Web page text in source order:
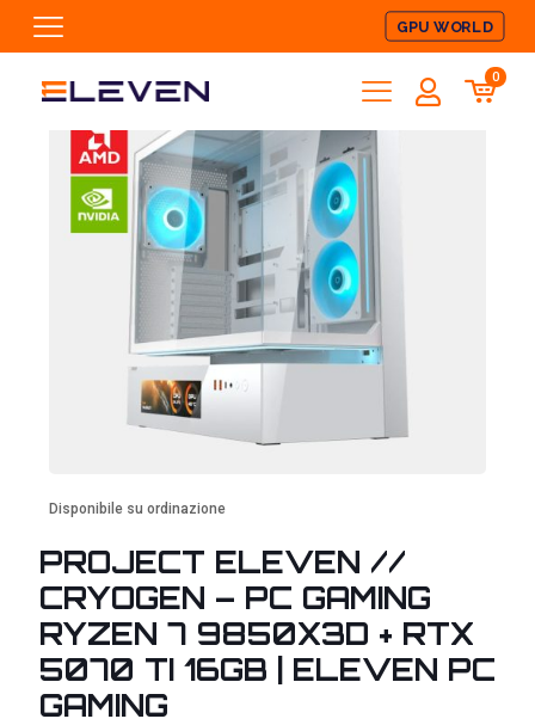
GPU WORLD
0
Disponibile su ordinazione
PROJECT ELEVEN //
CRYOGEN – PC GAMING
RYZEN 7 9850X3D + RTX
5070 TI 16GB | ELEVEN PC
GAMING